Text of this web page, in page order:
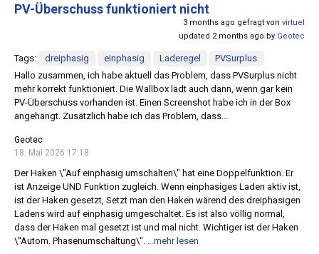
PV-Überschuss funktioniert nicht
3 months ago gefragt von virtuel
updated 2 months ago by Geotec
Tags: dreiphasig einphasig Laderegel
PVSurplus
Hallo zusammen, ich habe aktuell das Problem, dass PVSurplus nicht
mehr korrekt funktioniert. Die Wallbox lädt auch dann, wenn gar kein
PV-Überschuss vorhanden ist. Einen Screenshot habe ich in der Box
angehängt. Zusätzlich habe ich das Problem, dass...
Geotec
18. Mai 2026 17:18
Der Haken \"Auf einphasig umschalten\" hat eine Doppelfunktion. Er
ist Anzeige UND Funktion zugleich. Wenn einphasiges Laden aktiv ist,
ist der Haken gesetzt, Setzt man den Haken wärend des dreiphasigen
Ladens wird auf einphasig umgeschaltet. Es ist also völlig normal,
dass der Haken mal gesetzt ist und mal nicht. Wichtiger ist der Haken
\"Autom. Phasenumschaltung\".
...mehr lesen